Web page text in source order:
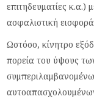
επιτηδευματίες κ.α.)
ασφαλιστική
Ωστόσο, κίνητρο
πορεία του ύψους